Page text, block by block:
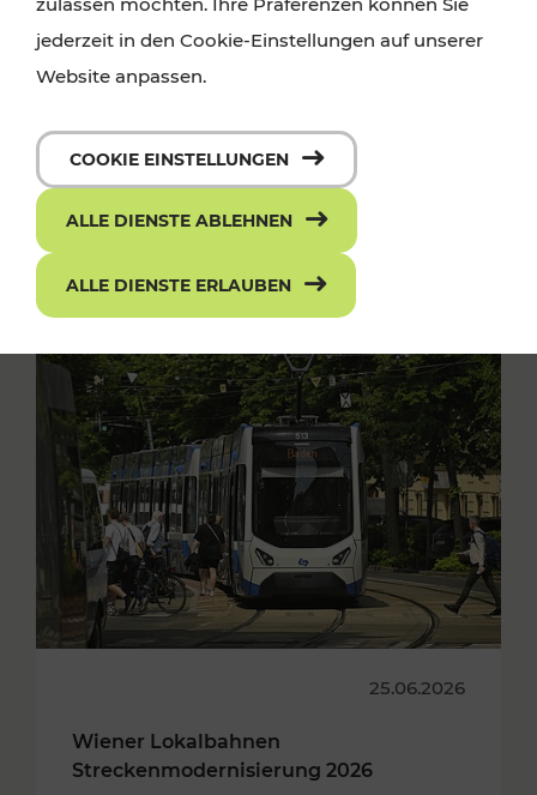
25.06.2026
Wiener Lokalbahnen
Streckenmodernisierung 2026
jederzeit in den Cookie-Einstellungen auf unserer
Website anpassen.
COOKIE EINSTELLUNGEN
ALLE DIENSTE ABLEHNEN
ALLE DIENSTE ERLAUBEN